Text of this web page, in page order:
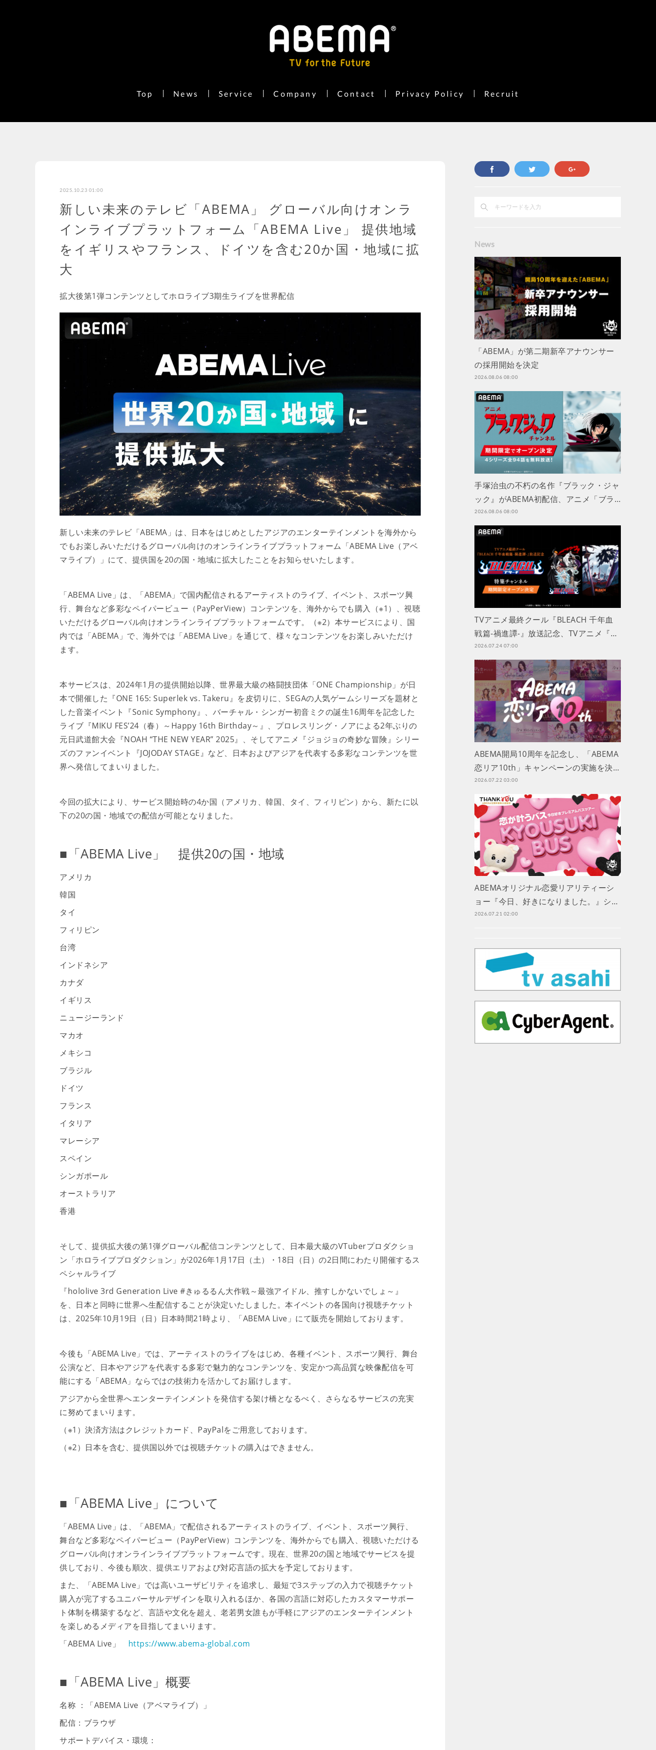
Top News Service Company Contact Privacy Policy Recruit
2025.10.23 01:00
新しい未来のテレビ「ABEMA」 グローバル向けオンラ
インライブプラットフォーム「ABEMA Live」 提供地域
をイギリスやフランス、ドイツを含む20か国・地域に拡
大
拡大後第1弾コンテンツとしてホロライブ3期生ライブを世界配信
新しい未来のテレビ「ABEMA」は、日本をはじめとしたアジアのエンターテインメントを海外から
でもお楽しみいただけるグローバル向けのオンラインライブプラットフォーム「ABEMA Live（アベ
マライブ）」にて、提供国を20の国・地域に拡大したことをお知らせいたします。
「ABEMA Live」は、「ABEMA」で国内配信されるアーティストのライブ、イベント、スポーツ興
行、舞台など多彩なペイパービュー（PayPerView）コンテンツを、海外からでも購入（※1）、視聴
いただけるグローバル向けオンラインライブプラットフォームです。（※2）本サービスにより、国
内では「ABEMA」で、海外では「ABEMA Live」を通じて、様々なコンテンツをお楽しみいただけ
ます。
本サービスは、2024年1月の提供開始以降、世界最大級の格闘技団体「ONE Championship」が日
本で開催した『ONE 165: Superlek vs. Takeru』を皮切りに、SEGAの人気ゲームシリーズを題材と
した音楽イベント『Sonic Symphony』、バーチャル・シンガー初音ミクの誕生16周年を記念した
ライブ『MIKU FES’24（春）～Happy 16th Birthday～』、プロレスリング・ノアによる2年ぶりの
元日武道館大会『NOAH “THE NEW YEAR” 2025』、そしてアニメ『ジョジョの奇妙な冒険』シリー
ズのファンイベント『JOJODAY STAGE』など、日本およびアジアを代表する多彩なコンテンツを世
界へ発信してまいりました。
今回の拡大により、サービス開始時の4か国（アメリカ、韓国、タイ、フィリピン）から、新たに以
下の20の国・地域での配信が可能となりました。
■「ABEMA Live」 提供20の国・地域
アメリカ
韓国
タイ
フィリピン
台湾
インドネシア
カナダ
イギリス
ニュージーランド
マカオ
メキシコ
ブラジル
ドイツ
フランス
イタリア
マレーシア
スペイン
シンガポール
オーストラリア
香港
そして、提供拡大後の第1弾グローバル配信コンテンツとして、日本最大級のVTuberプロダクショ
ン「ホロライブプロダクション」が2026年1月17日（土）・18日（日）の2日間にわたり開催するス
ペシャルライブ
『hololive 3rd Generation Live #きゅるるん大作戦～最強アイドル、推すしかないでしょ～』
を、日本と同時に世界へ生配信することが決定いたしました。本イベントの各国向け視聴チケット
は、2025年10月19日（日）日本時間21時より、「ABEMA Live」にて販売を開始しております。
今後も「ABEMA Live」では、アーティストのライブをはじめ、各種イベント、スポーツ興行、舞台
公演など、日本やアジアを代表する多彩で魅力的なコンテンツを、安定かつ高品質な映像配信を可
能にする「ABEMA」ならではの技術力を活かしてお届けします。
アジアから全世界へエンターテインメントを発信する架け橋となるべく、さらなるサービスの充実
に努めてまいります。
（※1）決済方法はクレジットカード、PayPalをご用意しております。
（※2）日本を含む、提供国以外では視聴チケットの購入はできません。
■「ABEMA Live」について
「ABEMA Live」は、「ABEMA」で配信されるアーティストのライブ、イベント、スポーツ興行、
舞台など多彩なペイパービュー（PayPerView）コンテンツを、海外からでも購入、視聴いただける
グローバル向けオンラインライブプラットフォームです。現在、世界20の国と地域でサービスを提
供しており、今後も順次、提供エリアおよび対応言語の拡大を予定しております。
また、「ABEMA Live」では高いユーザビリティを追求し、最短で3ステップの入力で視聴チケット
購入が完了するユニバーサルデザインを取り入れるほか、各国の言語に対応したカスタマーサポー
ト体制を構築するなど、言語や文化を超え、老若男女誰もが手軽にアジアのエンターテインメント
を楽しめるメディアを目指してまいります。
「ABEMA Live」 https://www.abema-global.com
■「ABEMA Live」概要
名称 ：「ABEMA Live（アベマライブ）」
配信：ブラウザ
サポートデバイス・環境：
News
「ABEMA」が第二期新卒アナウンサー
の採用開始を決定
2026.08.06 08:00
手塚治虫の不朽の名作『ブラック・ジャ
ック』がABEMA初配信、アニメ「ブラ…
2026.08.06 08:00
TVアニメ最終クール『BLEACH 千年血
戦篇-禍進譚-』放送記念、TVアニメ『…
2026.07.24 07:00
ABEMA開局10周年を記念し、「ABEMA
恋リア10th」キャンペーンの実施を決…
2026.07.22 03:00
ABEMAオリジナル恋愛リアリティーシ
ョー『今日、好きになりました。』シ…
2026.07.21 02:00